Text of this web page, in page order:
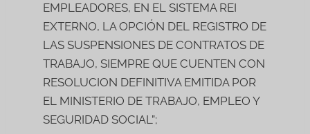
EMPLEADORES, EN EL SISTEMA REI
EXTERNO, LA OPCIÓN DEL REGISTRO DE
LAS SUSPENSIONES DE CONTRATOS DE
TRABAJO, SIEMPRE QUE CUENTEN CON
RESOLUCION DEFINITIVA EMITIDA POR
EL MINISTERIO DE TRABAJO, EMPLEO Y
SEGURIDAD SOCIAL”;